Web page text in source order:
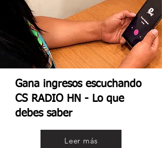
Gana ingresos escuchando
CS RADIO HN - Lo que
debes saber
Leer más